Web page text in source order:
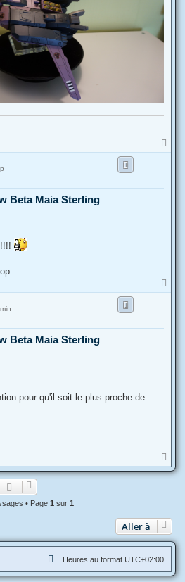
a
Beta Maia Sterling
a
Beta Maia Sterling
pour qu'il soit le plus proche de
a
u
• Page 1 sur 1
Aller à
Heures au format UTC+02:00